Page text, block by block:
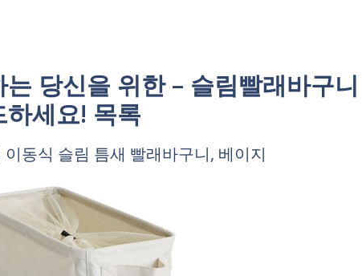
당신을 위한 – 슬림빨래바구니
세요! 목록
동식 슬림 틈새 빨래바구니, 베이지